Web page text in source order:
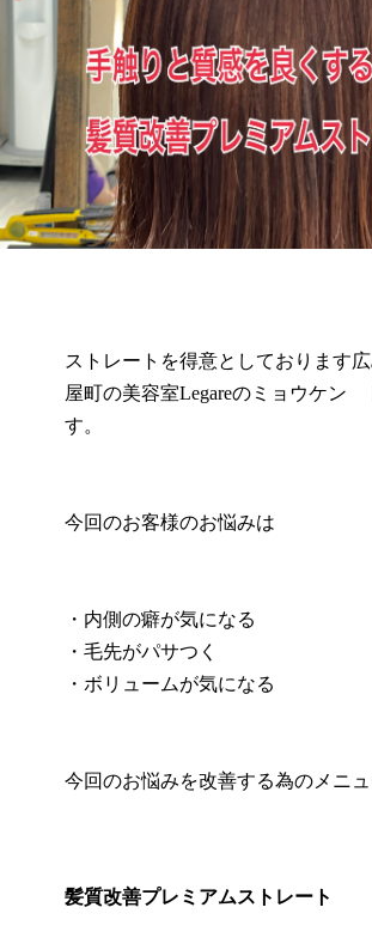
ストレートを得意としております
屋町の美容室Legareのミョウケン
す。
今回のお客様のお悩みは
・内側の癖が気になる
・毛先がパサつく
・ボリュームが気になる
今回のお悩みを改善する為のメニ
髪質改善プレミアムストレート